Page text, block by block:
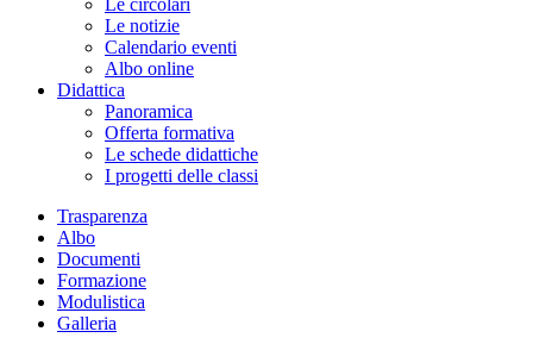
Le circolari
Le notizie
Calendario eventi
Albo online
Didattica
Panoramica
Offerta formativa
Le schede didattiche
I progetti delle classi
Trasparenza
Albo
Documenti
Formazione
Modulistica
Galleria